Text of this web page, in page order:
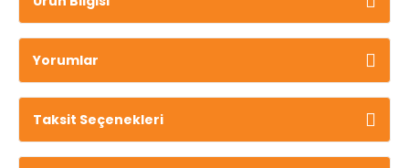
Yorumlar
Taksit Seçenekleri